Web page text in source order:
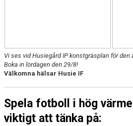
Vi ses vid Husiegård IP konstgräsplan för den
Boka in lördagen den 29/8!
Välkomna hälsar Husie IF
Spela fotboll i hög
viktigt att tänka på: